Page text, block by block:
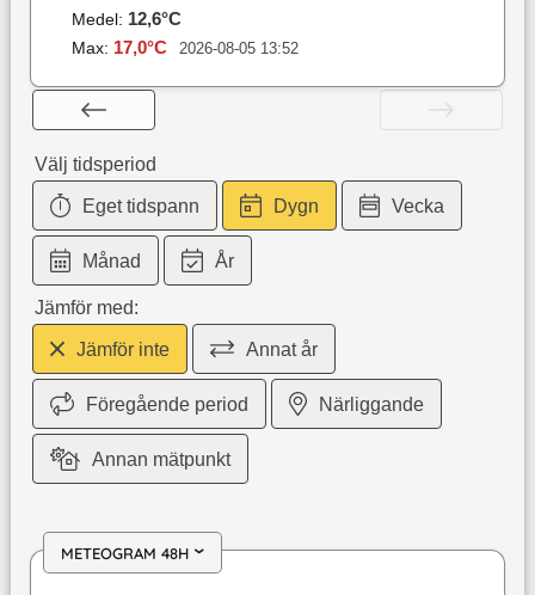
Medel: 12,6°C
Max: 17,0°C 2026-08-05 13:52
Välj tidsperiod
Eget tidspann Dygn Vecka
Månad År
Jämför med:
Jämför inte Annat år
Föregående period Närliggande
Annan mätpunkt
METEOGRAM 48H ›
tor 6 aug: 14,6 till 12,3 grader: 10,6 mm nederbörd: upp